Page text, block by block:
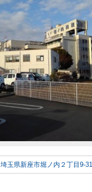
埼玉県新座市堀ノ内２丁目9-31